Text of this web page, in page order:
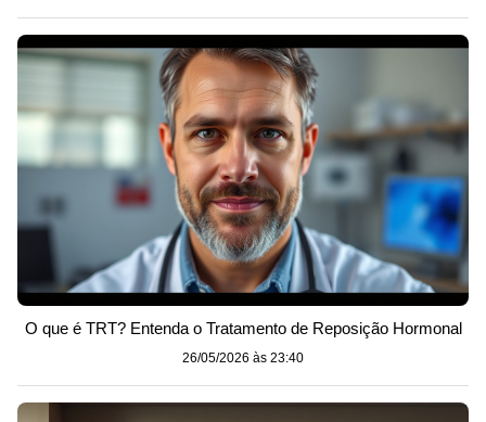
O que é TRT? Entenda o Tratamento de Reposição Hormonal
26/05/2026 às 23:40